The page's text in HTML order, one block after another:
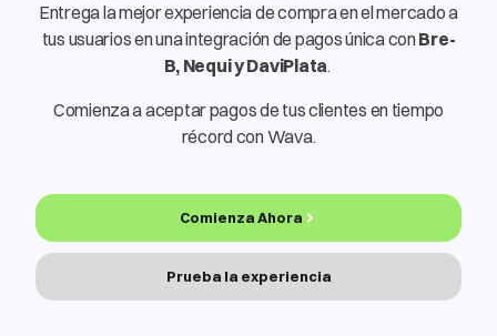
Entrega la mejor experiencia de compra en el mercado a
tus usuarios en una integración de pagos única conBre-
B, Nequi y DaviPlata.
Comienza a aceptar pagos de tus clientes en tiempo
récord con Wava.
Comienza Ahora
Prueba la experiencia